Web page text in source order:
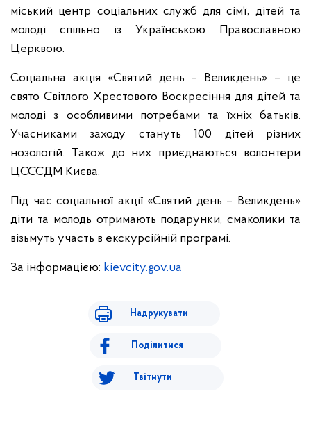
міський центр соціальних служб для сім’ї, дітей та
молоді спільно із Українською Православною
Церквою.
Соціальна акція «Святий день – Великдень» – це
свято Світлого Хрестового Воскресіння для дітей та
молоді з особливими потребами та їхніх батьків.
Учасниками заходу стануть 100 дітей різних
нозологій. Також до них приєднаються волонтери
ЦСССДМ Києва.
Під час соціальної акції «Святий день – Великдень»
діти та молодь отримають подарунки, смаколики та
візьмуть участь в екскурсійній програмі.
За інформацією: kievcity.gov.ua
Надрукувати
Поділитися
Твітнути